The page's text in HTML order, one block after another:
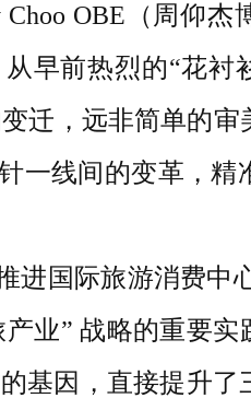
OBE（周仰杰
早前热烈的“花衬
迁，远非简单的审
一线间的变革，精
进国际旅游消费中
业” 战略的重要实
基因，直接提升